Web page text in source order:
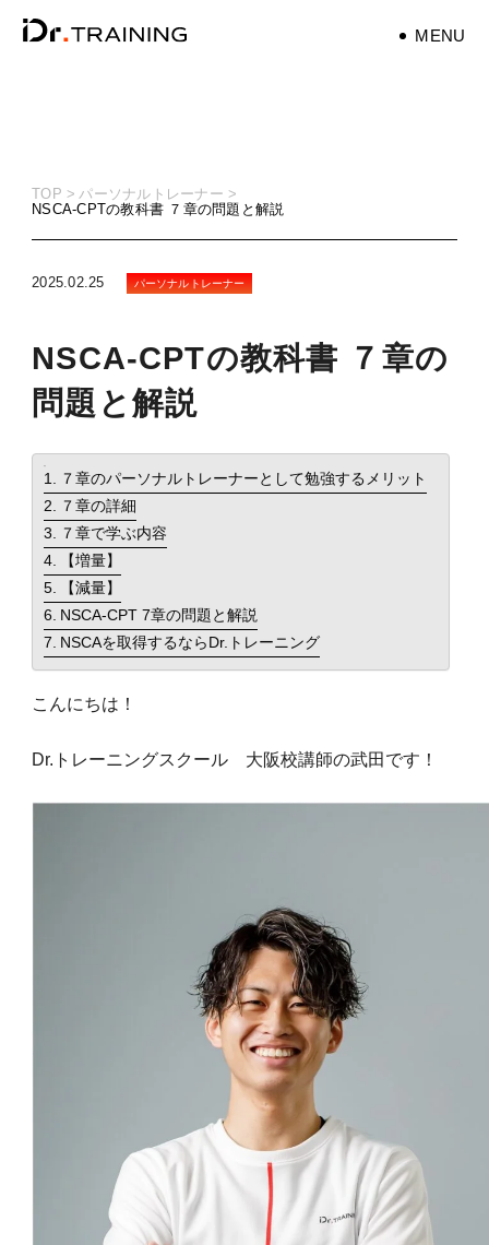
TOP
パーソナルトレーナー
NSCA-CPTの教科書 ７章の問題と解説
2025.02.25 パーソナルトレーナー
NSCA-CPTの教科書 ７章の
問題と解説
７章のパーソナルトレーナーとして勉強するメリット
７章の詳細
７章で学ぶ内容
【増量】
【減量】
NSCA-CPT 7章の問題と解説
NSCAを取得するならDr.トレーニング
こんにちは！
Dr.トレーニングスクール 大阪校講師の武田です！
健康
diet
personal
TOPへ
MENU